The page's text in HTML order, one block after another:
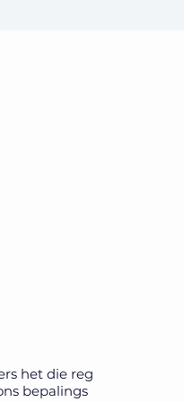
het die reg
bepalings